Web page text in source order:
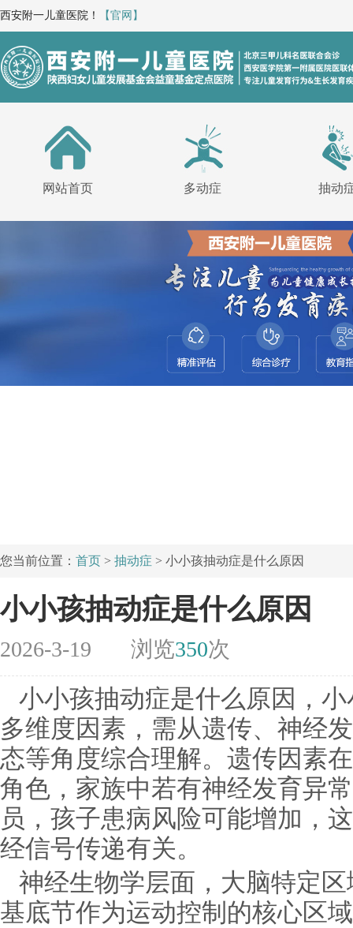
西安附一儿童医院！ 【官网】
网站首页 多动症 抽动
您当前位置： 首页 > 抽动症 > 小小孩抽动症是什么原因
小小孩抽动症是什么原因
2026-3-19 浏览350次
小小孩抽动症是什么原因，
多维度因素，需从遗传、神经
态等角度综合理解。遗传因素
角色，家族中若有神经发育异
员，孩子患病风险可能增加，
经信号传递有关。
神经生物学层面，大脑特定
基底节作为运动控制的核心区